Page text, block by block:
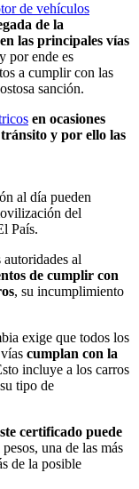
de vehículos
de la
las principales vías
y por ende es
a cumplir con las
sanción.
en ocasiones
tránsito y por ello las
al día pueden
del
País.
al
de cumplir con
, su incumplimiento
exige que todos los
cumplan con la
incluye a los carros
tipo de
certificado puede
pesos, una de las más
de la posible